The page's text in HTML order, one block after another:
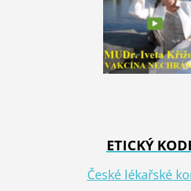
ETICKÝ
České lékařské